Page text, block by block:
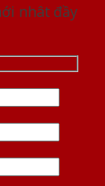
nhât đầy